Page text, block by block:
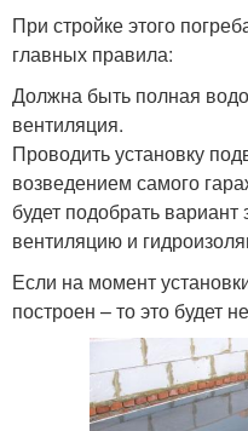
При стройке этого
главных правила:
Должна быть полная
вентиляция.
Проводить установку
возведением самого
будет подобрать вариант
вентиляцию и
Если на момент
построен – то это будет